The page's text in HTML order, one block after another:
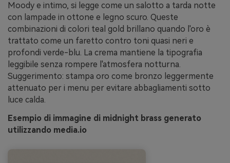
Moody e intimo, si legge come un salotto a tarda notte
con lampade in ottone e legno scuro. Queste
combinazioni di colori teal gold brillano quando l'oro è
trattato come un faretto contro toni quasi neri e
profondi verde-blu. La crema mantiene la tipografia
leggibile senza rompere l'atmosfera notturna.
Suggerimento: stampa oro come bronzo leggermente
attenuato per i menu per evitare abbagliamenti sotto
luce calda.
Esempio di immagine di midnight brass generato
utilizzando media.io